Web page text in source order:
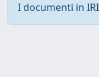
I documenti in